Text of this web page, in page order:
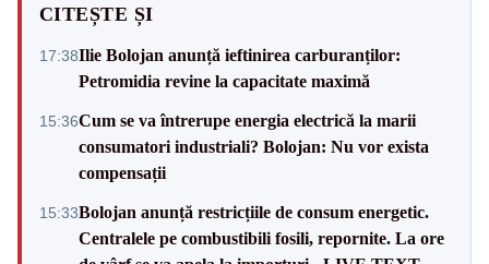
CITEȘTE ȘI
17:38Ilie Bolojan anunță ieftinirea carburanților:
Petromidia revine la capacitate maximă
15:36Cum se va întrerupe energia electrică la marii
consumatori industriali? Bolojan: Nu vor exista
compensații
15:33Bolojan anunță restricțiile de consum energetic.
Centralele pe combustibili fosili, repornite. La ore